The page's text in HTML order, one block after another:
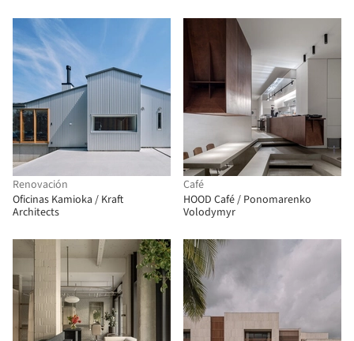
Renovación
Oficinas Kamioka / Kraft
Architects
Café
HOOD Café / Ponomarenko
Volodymyr